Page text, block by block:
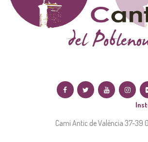
Camí Antic de València 37-39